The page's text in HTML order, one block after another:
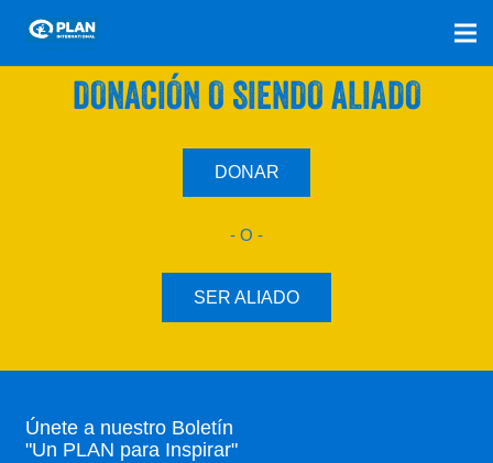
SÚMATE A NUESTRO PLAN CON UNA
DONACIÓN O SIENDO ALIADO
DONAR
- O -
SER ALIADO
Únete a nuestro Boletín
"Un PLAN para Inspirar"